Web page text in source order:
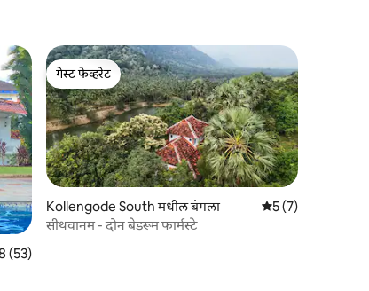
सरासरी रेटिंग, 53 रिव्ह्यूज
(53)
गेस्ट फेव्हरेट
गेस्ट फेव्हरेट
Kollengode South मधील बंगला 5 पैकी 5 सरासरी
5 (7)
सीथवानम - दोन बेडरूम फार्मस्टे